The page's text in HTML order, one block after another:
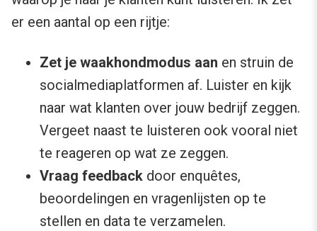
er een aantal op een rijtje:
Zet je waakhondmodus aan en struin de
socialmediaplatformen af. Luister en kijk
naar wat klanten over jouw bedrijf zeggen.
Vergeet naast te luisteren ook vooral niet
te reageren op wat ze zeggen.
Vraag feedback door enquêtes,
beoordelingen en vragenlijsten op te
stellen en data te verzamelen.